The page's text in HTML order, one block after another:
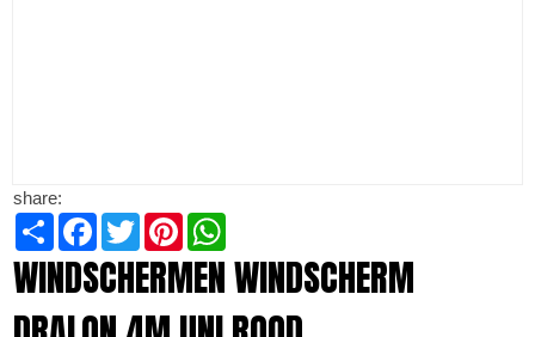
share:
Share Facebook
TwitterPinterest
WINDSCHERMEN WINDSCHERM